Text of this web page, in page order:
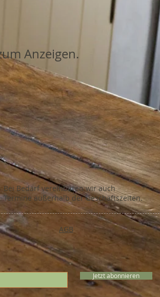
Anzeigen.
Bei Bedarf vereinbaren wir auch
Termine außerhalb der Geschäftszeiten.
AGB
Jetzt abonnieren